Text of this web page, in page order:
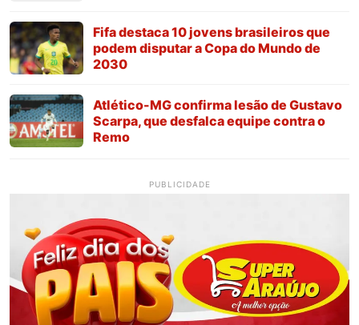
Fifa destaca 10 jovens brasileiros que
podem disputar a Copa do Mundo de
2030
Atlético-MG confirma lesão de Gustavo
Scarpa, que desfalca equipe contra o
Remo
PUBLICIDADE